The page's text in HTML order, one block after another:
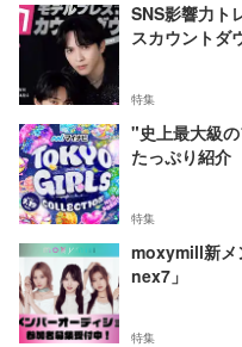
SNS影響力ト
スカウントダ
特集
"史上最大級
たっぷり紹介
特集
moxymill新メ
nex7」
特集